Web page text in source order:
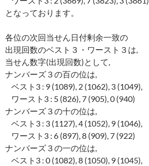
となっております。
各位の次回当せん日付剰余一致の
出現回数のベスト３・ワースト３は,
当せん数字(出現回数)として,
ナンバーズ３の百の位は,
ベスト3 : 9 (1089), 2 (1062), 3 (1049),
ワースト3 : 5 (826), 7 (905), 0 (940)
ナンバーズ３の十の位は,
ベスト3 : 3 (1127), 4 (1052), 9 (1046),
ワースト3 : 6 (897), 8 (909), 7 (922)
ナンバーズ３の一の位は,
ベスト3 : 0 (1082), 8 (1050), 9 (1045),